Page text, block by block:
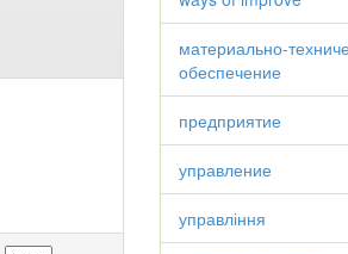
материально-
обеспечение
предприятие
управление
управління